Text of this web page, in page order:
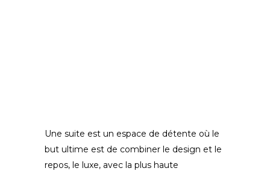
Une suite est un espace de détente où le
but ultime est de combiner le design et le
repos, le luxe, avec la plus haute